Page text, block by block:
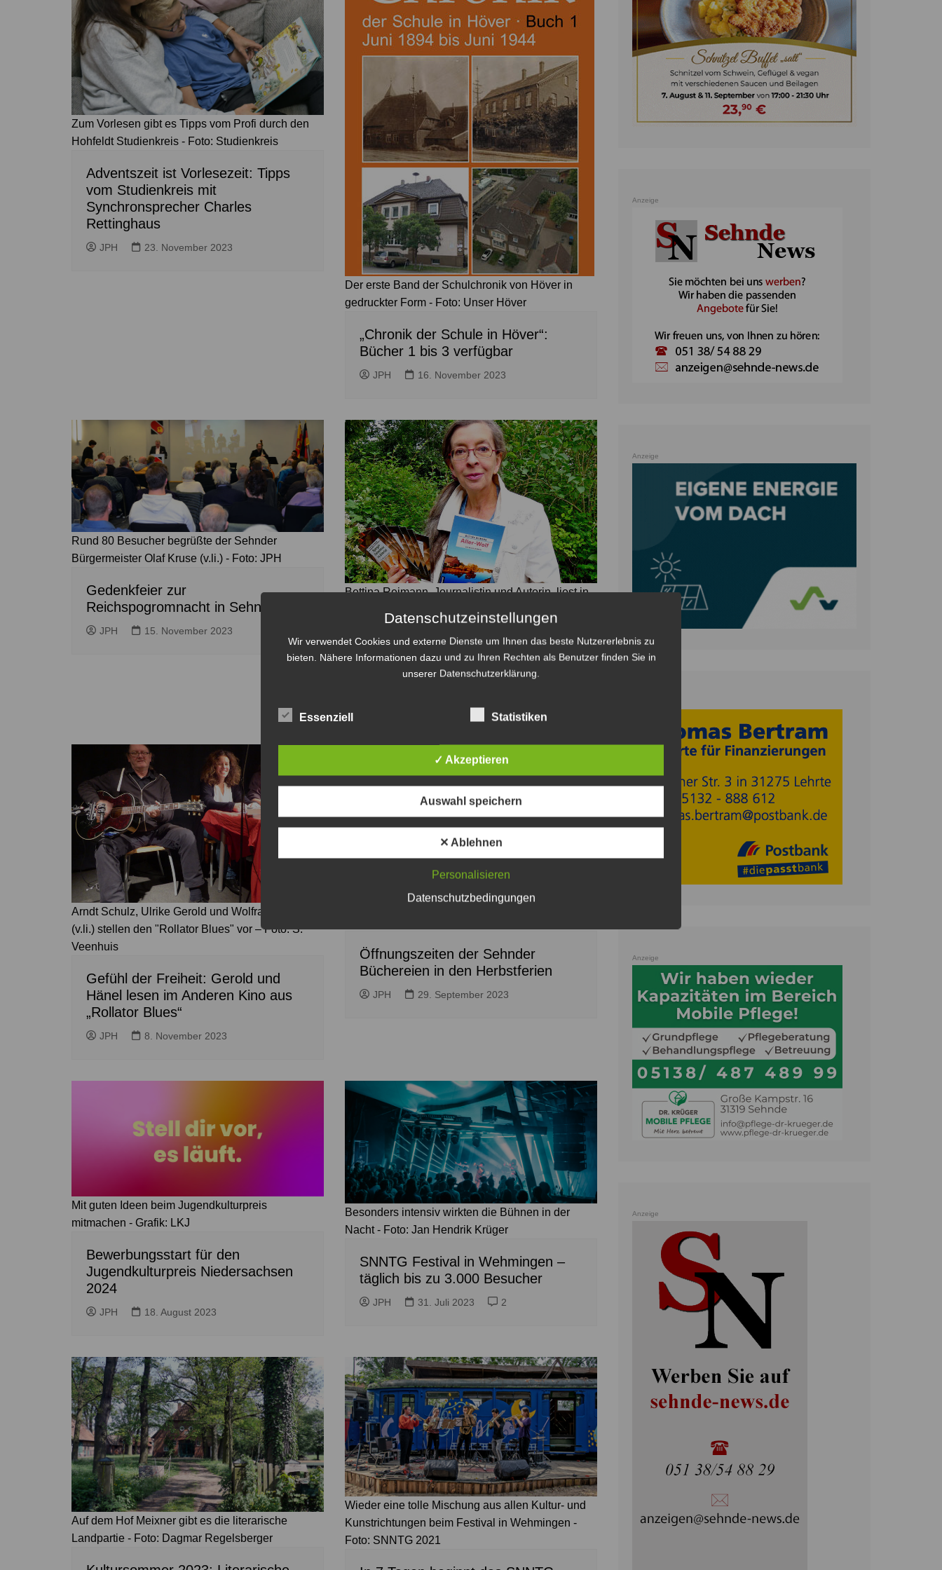
Ilten
Klein Lobke
Köthenwald
Müllingen
Rethmar
Sehnde
Wassel
Wehmingen
Wirringen
Lehrte
Ramhorst
Röddensen
Sievershausen
Steinwedel
Stadtrat
Überregionale Politik
Verwaltung
Zoll
Reitsport
Schießen
Tennis/Tischtennis
Wassersport
Kunst
Theater
Vorträge
Zum Vorlesen gibt es Tipps vom Profi durch den
Hohfeldt Studienkreis - Foto: Studienkreis
Adventszeit ist Vorlesezeit: Tipps
vom Studienkreis mit
Synchronsprecher Charles
Rettinghaus
JPH 23. November 2023
Der erste Band der Schulchronik von Höver in
gedruckter Form - Foto: Unser Höver
„Chronik der Schule in Höver“:
Bücher 1 bis 3 verfügbar
JPH 16. November 2023
Rund 80 Besucher begrüßte der Sehnder
Bürgermeister Olaf Kruse (v.li.) - Foto: JPH
Gedenkfeier zur
Reichspogromnacht in Sehnde
JPH 15. November 2023
Bettina Reimann, Journalistin und Autorin, liest in
der Barockkirche in Ilten aus ihrem neuen
Heimatkrimi aus dem Allertal - Foto: Privat
Krimi in der Kirche: Spannende
Momente in Ilten
Arndt Schulz, Ulrike Gerold und Wolfram Hänel
(v.li.) stellen den "Rollator Blues" vor – Foto: S.
Veenhuis
Gefühl der Freiheit: Gerold und
Hänel lesen im Anderen Kino aus
„Rollator Blues“
JPH 8. November 2023
In den Ferien haben die Büchereien bis auf Ilten
Öffnungszeiten der Sehnder
Büchereien in den Herbstferien
JPH 29. September 2023
Mit guten Ideen beim Jugendkulturpreis
mitmachen - Grafik: LKJ
Bewerbungsstart für den
Jugendkulturpreis Niedersachsen
2024
JPH 18. August 2023
Besonders intensiv wirkten die Bühnen in der
Nacht - Foto: Jan Hendrik Krüger
SNNTG Festival in Wehmingen –
täglich bis zu 3.000 Besucher
JPH 31. Juli 2023 2
Auf dem Hof Meixner gibt es die literarische
Landpartie - Foto: Dagmar Regelsberger
Wieder eine tolle Mischung aus allen Kultur- und
Kunstrichtungen beim Festival in Wehmingen -
Foto: SNNTG 2021
Anzeige
Anzeige
Anzeige
Anzeige
Datenschutzeinstellungen
Wir verwendet Cookies und externe Dienste um Ihnen das beste Nutzererlebnis zu
bieten. Nähere Informationen dazu und zu Ihren Rechten als Benutzer finden Sie in
unserer Datenschutzerklärung.
Essenziell Statistiken
✓ Akzeptieren
Auswahl speichern
✕ Ablehnen
Personalisieren
Datenschutzbedingungen